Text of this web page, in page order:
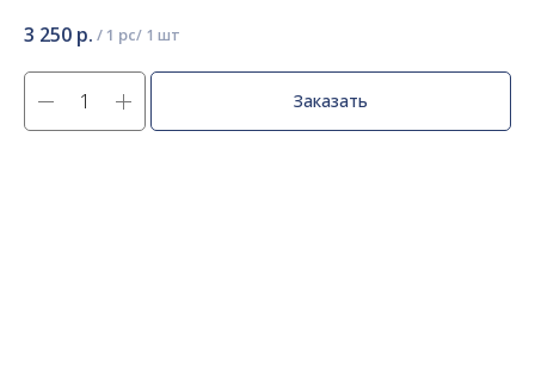
3 250 р. / 1 pc
Заказать